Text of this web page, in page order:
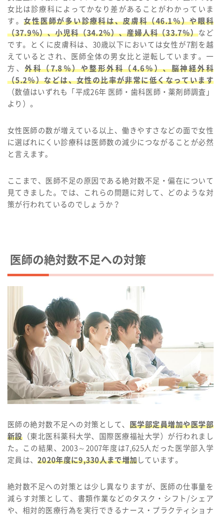
女比は診療科によってかなり差があることがわかっていま
す。女性医師が多い診療科は、皮膚科（46.1％）や眼科
（37.9％）、小児科（34.2％）、産婦人科（33.7％）など
です。とくに皮膚科は、30歳以下においては女性が7割を越
えているとされ、医師全体の男女比と逆転しています。一
方、外科（7.8％）や整形外科（4.6％）、脳神経外科
（5.2％）などは、女性の比率が非常に低くなっています
（数値はいずれも「平成26年 医師・歯科医師・薬剤師調査」
より）。
女性医師の数が増えている以上、働きやすさなどの面で女性
に選ばれにくい診療科は医師数の減少につながることが必然
と言えます。
ここまで、医師不足の原因である絶対数不足・偏在について
見てきました。では、これらの問題に対して、どのような対
策が行われているのでしょうか？
医師の絶対数不足への対策
医師の絶対数不足への対策として、 医学部定員増加や医学部
新設（東北医科薬科大学、国際医療福祉大学）が行われまし
た。この結果、2003～2007年度は7,625人だった医学部入学
定員は、2020年度に9,330人まで増加 しています。
絶対数不足への対策とは少し異なりますが、医師の仕事量を
減らす対策として、書類作業などのタスク・シフト/シェア
や、相対的医療行為を実行できるナース・プラクティショナ